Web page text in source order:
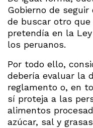
Gobierno de
de buscar otro
pretendía en la
los peruanos.
Por todo ello,
debería evaluar la
reglamento o, en
sí proteja a las
alimentos
azúcar, sal y